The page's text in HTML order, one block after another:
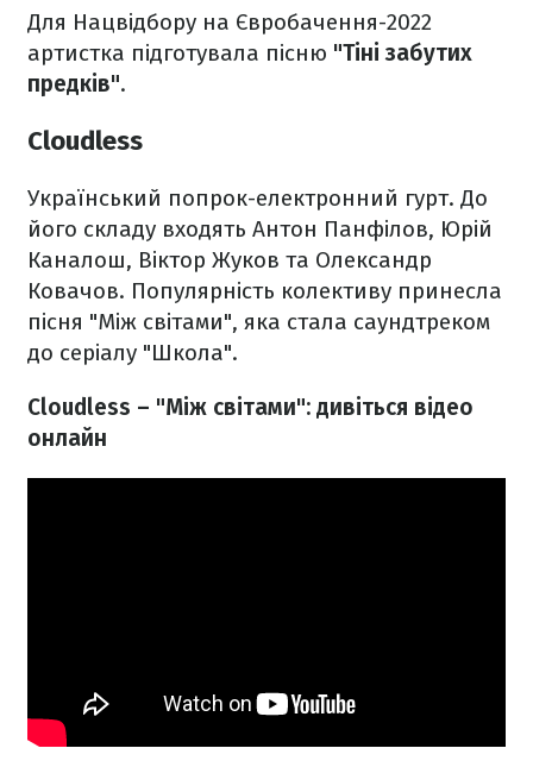
Для Нацвідбору на Євробачення-2022
артистка підготувала пісню "Тіні забутих
предків".
Cloudless
Український попрок-електронний гурт. До
його складу входять Антон Панфілов, Юрій
Каналош, Віктор Жуков та Олександр
Ковачов. Популярність колективу принесла
пісня "Між світами", яка стала саундтреком
до серіалу "Школа".
Cloudless – "Між світами": дивіться відео
онлайн